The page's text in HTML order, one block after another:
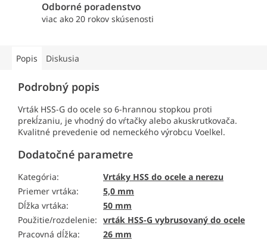
Odborné poradenstvo
viac ako 20 rokov skúsenosti
Popis Diskusia
Podrobný popis
Vrták HSS-G do ocele so 6-hrannou stopkou proti
prekĺzaniu, je vhodný do vŕtačky alebo akuskrutkovača.
Kvalitné prevedenie od nemeckého výrobcu Voelkel.
Dodatočné parametre
Kategória:
Vrtáky HSS do ocele a nerezu
Priemer vrtáka:
5,0 mm
Dĺžka vrtáka:
50 mm
Použitie/rozdelenie: vrták HSS-G vybrusovaný do ocele
Pracovná dĺžka: 26 mm